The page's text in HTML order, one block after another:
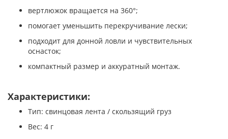
вертлюжок вращается на 360°;
помогает уменьшить перекручивание лески;
подходит для донной ловли и чувствительных
оснасток;
компактный размер и аккуратный монтаж.
Характеристики:
Тип: свинцовая лента / скользящий груз
Вес: 4 г